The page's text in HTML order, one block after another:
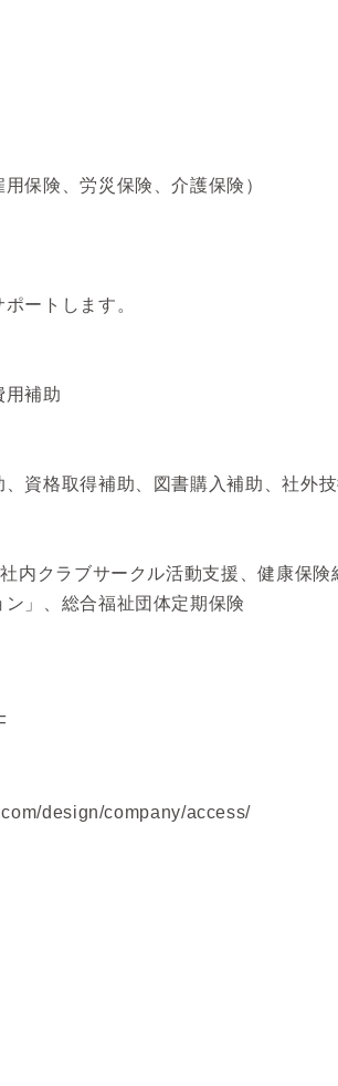
保険、労災保険、介護保険）
ートします。
用補助
資格取得補助、図書購入補助、社外
内クラブサークル活動支援、健康保
」、総合福祉団体定期保険
design/company/access/